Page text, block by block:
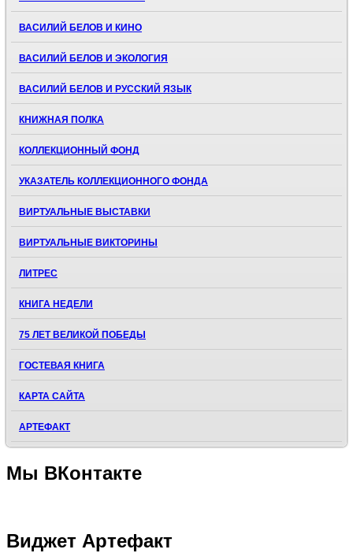
ВАСИЛИЙ БЕЛОВ И КИНО
ВАСИЛИЙ БЕЛОВ И ЭКОЛОГИЯ
ВАСИЛИЙ БЕЛОВ И РУССКИЙ ЯЗЫК
КНИЖНАЯ ПОЛКА
КОЛЛЕКЦИОННЫЙ ФОНД
УКАЗАТЕЛЬ КОЛЛЕКЦИОННОГО ФОНДА
ВИРТУАЛЬНЫЕ ВЫСТАВКИ
ВИРТУАЛЬНЫЕ ВИКТОРИНЫ
ЛИТРЕС
КНИГА НЕДЕЛИ
75 ЛЕТ ВЕЛИКОЙ ПОБЕДЫ
ГОСТЕВАЯ КНИГА
КАРТА САЙТА
АРТЕФАКТ
Мы ВКонтакте
Виджет Артефакт